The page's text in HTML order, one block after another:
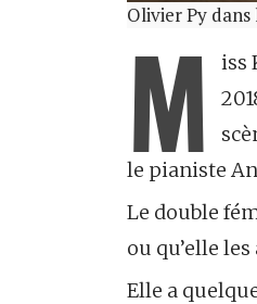
Olivier Py
M
iss
le pianiste
Le double
ou qu’elle
Elle a